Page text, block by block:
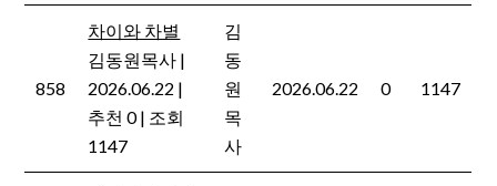
858
차이와 차별
김동원목사 |
2026.06.22 |
추천 0| 조회
1147
김
동
원
목
사
2026.06.22 0 1147